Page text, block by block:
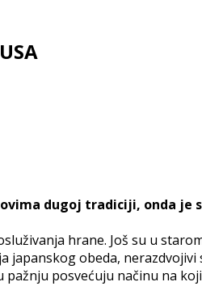
dugoj tradiciji, onda je
hrane. Još su u
obeda,
posvećuju načinu na